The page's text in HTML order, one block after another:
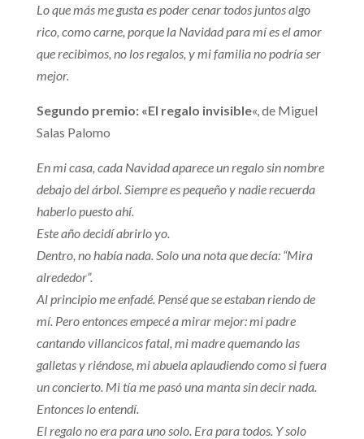
Lo que más me gusta es poder cenar todos juntos algo
rico, como carne, porque la Navidad para mí es el amor
que recibimos, no los regalos, y mi familia no podría ser
mejor.
Segundo premio: «El regalo invisible«, de Miguel
Salas Palomo
En mi casa, cada Navidad aparece un regalo sin nombre
debajo del árbol. Siempre es pequeño y nadie recuerda
haberlo puesto ahí.
Este año decidí abrirlo yo.
Dentro, no había nada. Solo una nota que decía: “Mira
alrededor”.
Al principio me enfadé. Pensé que se estaban riendo de
mí. Pero entonces empecé a mirar mejor: mi padre
cantando villancicos fatal, mi madre quemando las
galletas y riéndose, mi abuela aplaudiendo como si fuera
un concierto. Mi tía me pasó una manta sin decir nada.
Entonces lo entendí.
El regalo no era para uno solo. Era para todos. Y solo